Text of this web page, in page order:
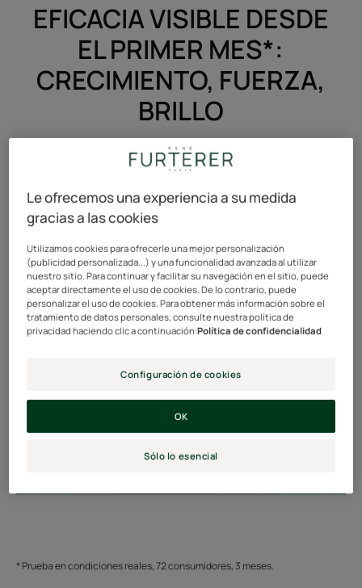
EFICACIA VISIBLE DESDE
EL PRIMER MES*:
CRECIMIENTO, FUERZA,
BRILLO
El cabello crece
2 veces más fuerte,
más rápido*
* Prueba en condiciones reales, 72 consumidores, 3 meses.
Le ofrecemos una experiencia a su medida
gracias a las cookies
Utilizamos cookies para ofrecerle una mejor personalización
(publicidad personalizada...) y una funcionalidad avanzada al utilizar
nuestro sitio. Para continuar y facilitar su navegación en el sitio, puede
aceptar directamente el uso de cookies. De lo contrario, puede
personalizar el uso de cookies. Para obtener más información sobre el
tratamiento de datos personales, consulte nuestra política de
privacidad haciendo clic a continuación:Política de confidencialidad
Configuración de cookies
Sólo lo esencial
OK